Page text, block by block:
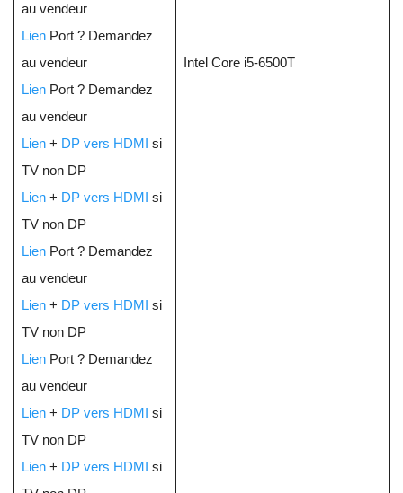
au vendeur
LienPort ? Demandez
au vendeur
LienPort ? Demandez
au vendeur
Lien+ DP vers HDMI si
TV non DP
Lien+ DP vers HDMI si
TV non DP
LienPort ? Demandez
au vendeur
Lien+ DP vers HDMI si
TV non DP
LienPort ? Demandez
au vendeur
Lien+ DP vers HDMI si
TV non DP
Lien+ DP vers HDMI si
Intel Core i5-6500T